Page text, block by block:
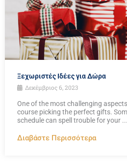
Ξεχωριστές Ιδέες για Δώρα
Δεκέμβριος 6, 2023
One of the most challenging
course picking the perfect gifts.
schedule can spell trouble for your ...
Διαβάστε Περισσότερα